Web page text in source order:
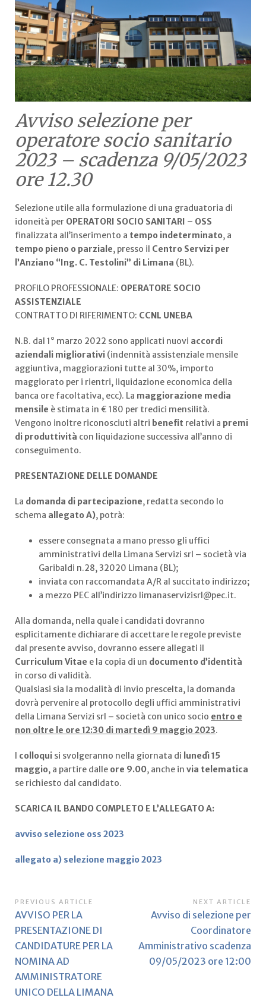
Avviso selezione per
operatore socio sanitario
2023 – scadenza 9/05/2023
ore 12.30
Selezione utile alla formulazione di una graduatoria di
idoneità per OPERATORI SOCIO SANITARI – OSS
finalizzata all’inserimento a tempo indeterminato, a
tempo pieno o parziale, presso il Centro Servizi per
l’Anziano “Ing. C. Testolini” di Limana (BL).
PROFILO PROFESSIONALE: OPERATORE SOCIO
ASSISTENZIALE
CONTRATTO DI RIFERIMENTO: CCNL UNEBA
N.B. dal 1° marzo 2022 sono applicati nuovi accordi
aziendali migliorativi (indennità assistenziale mensile
aggiuntiva, maggiorazioni tutte al 30%, importo
maggiorato per i rientri, liquidazione economica della
banca ore facoltativa, ecc). La maggiorazione media
mensile è stimata in € 180 per tredici mensilità.
Vengono inoltre riconosciuti altri benefit relativi a premi
di produttività con liquidazione successiva all’anno di
conseguimento.
PRESENTAZIONE DELLE DOMANDE
La domanda di partecipazione, redatta secondo lo
schema allegato A), potrà:
essere consegnata a mano presso gli uffici
amministrativi della Limana Servizi srl – società via
Garibaldi n.28, 32020 Limana (BL);
inviata con raccomandata A/R al succitato indirizzo;
a mezzo PEC all’indirizzo limanaservizisrl@pec.it.
Alla domanda, nella quale i candidati dovranno
esplicitamente dichiarare di accettare le regole previste
dal presente avviso, dovranno essere allegati il
Curriculum Vitae e la copia di un documento d’identità
in corso di validità.
Qualsiasi sia la modalità di invio prescelta, la domanda
dovrà pervenire al protocollo degli uffici amministrativi
della Limana Servizi srl – società con unico socio entro e
non oltre le ore 12:30 di martedì 9 maggio 2023.
colloqui si svolgeranno nella giornata di lunedì 15
maggio, a partire dalle ore 9.00, anche in via telematica
se richiesto dal candidato.
SCARICA IL BANDO COMPLETO E L’ALLEGATO A:
avviso selezione oss 2023
allegato a) selezione maggio 2023
Navigazione
articoli
PREVIOUS ARTICLE
Previous
Article:
AVVISO PER LA
PRESENTAZIONE DI
CANDIDATURE PER LA
NOMINA AD
AMMINISTRATORE
UNICO DELLA LIMANA
NEXT ARTICLE
Next
Avviso di selezione per
Coordinatore
Amministrativo scadenza
09/05/2023 ore 12:00